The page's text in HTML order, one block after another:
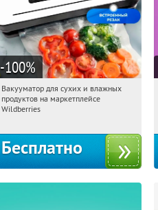
-100%
11:20:44 Получили:190
Россия
Вакууматор для сухих и влажных
продуктов на маркетплейсе
Wildberries
Бесплатно